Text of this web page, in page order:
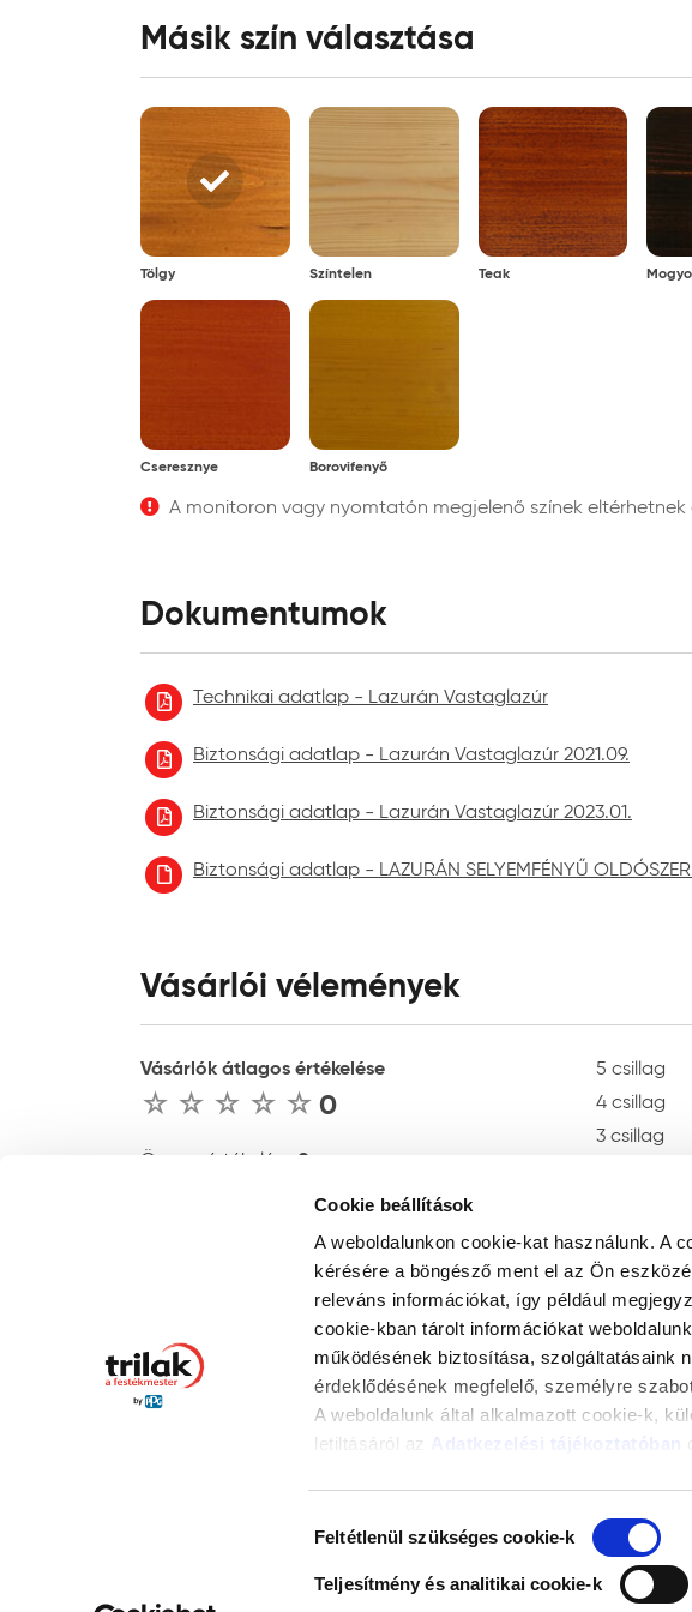
Cookie beállítások
A weboldalunkon cookie-kat használunk. A
kérésére a böngésző ment el az Ön
releváns információkat, így például
cookie-kban tárolt információkat
működésének biztosítása, szolgáltatásaink
érdeklődésének megfelelő, személyre
A weboldalunk által alkalmazott cookie-k,
letiltásáról az
Adatkezelési tájékoztatóban
alkalmazását. Az "Elutasítás" gombra
összes cookie alkalmazását. A
kiválasztott cookie-k alkalmazását. A
kiválasztása
Feltétlenül szükséges cookie-k
Teljesítmény és analitikai cookie-k
Másik szín választása
Tölgy Színtelen Teak
Cseresznye Borovifenyő
A monitoron vagy nyomtatón megjelenő színek eltérhetnek
Dokumentumok
Technikai adatlap - Lazurán Vastaglazúr
Biztonsági adatlap - Lazurán Vastaglazúr 2021.09.
Biztonsági adatlap - Lazurán Vastaglazúr 2023.01.
Biztonsági adatlap - LAZURÁN SELYEMFÉNYŰ
Vásárlói vélemények
Vásárlók átlagos értékelése
0
Összes értékelés : 0
ÉRTÉKELÉS ÍRÁSA
5 csillag
4 csillag
3 csillag
© 2026 Trilak Festékstúdió hálózat